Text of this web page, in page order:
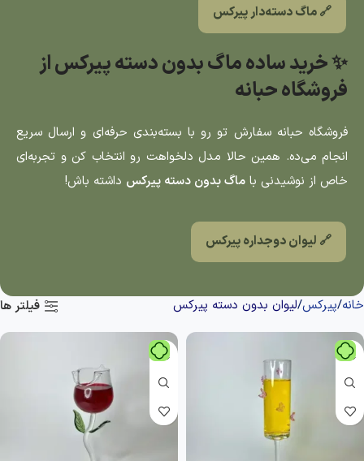
🔗 ماگ دسته‌دار پیرکس
✨ خرید ساده ماگ بدون دسته پیرکس از
فروشگاه حبانه
فروشگاه حبانه سفارش تو رو با بسته‌بندی حرفه‌ای و ارسال سریع
انجام می‌ده. همین حالا مدل دلخواهت رو انتخاب کن و تجربه‌ای
خاص از نوشیدنی با ماگ بدون دسته پیرکس داشته باش!
🔗 لیوان دوجداره پیرکس
خانه پیرکس لیوان بدون دسته پیرکس فیلتر ها